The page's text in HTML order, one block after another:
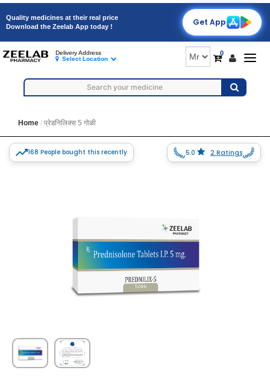
Quality medicines at their real price
Download the Zeelab App today !
Get App
0
Delivery Address
Select Location
Home प्रेडनिलिक्स 5 गोळी
168 People bought this recently 5.0 2 Ratings